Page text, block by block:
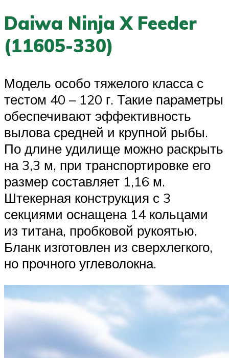
Daiwa Ninja X Feeder
(11605-330)
Модель особо тяжелого класса с
тестом 40 – 120 г. Такие параметры
обеспечивают эффективность
вылова средней и крупной рыбы.
По длине удилище можно раскрыть
на 3,3 м, при транспортировке его
размер составляет 1,16 м.
Штекерная конструкция с 3
секциями оснащена 14 кольцами
из титана, пробковой рукоятью.
Бланк изготовлен из сверхлегкого,
но прочного углеволокна.